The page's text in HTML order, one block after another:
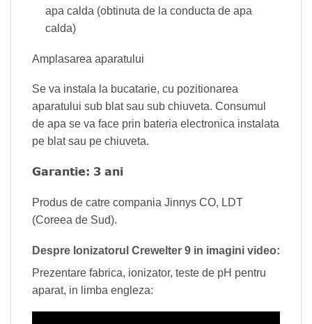
apa calda (obtinuta de la conducta de apa
calda)
Amplasarea aparatului
Se va instala la bucatarie, cu pozitionarea
aparatului sub blat sau sub chiuveta. Consumul
de apa se va face prin bateria electronica instalata
pe blat sau pe chiuveta.
Garantie: 3 ani
Produs de catre compania Jinnys CO, LDT
(Coreea de Sud).
Despre Ionizatorul Crewelter 9 in imagini video:
Prezentare fabrica, ionizator, teste de pH pentru
aparat, in limba engleza: